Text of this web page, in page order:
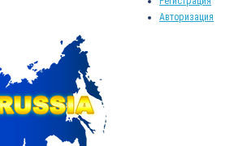
Авторизация